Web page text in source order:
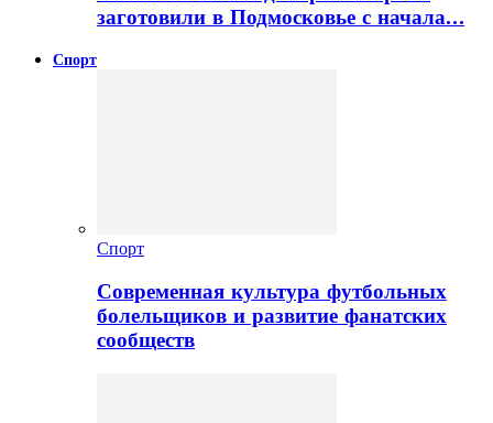
заготовили в Подмосковье с начала…
Спорт
Спорт
Современная культура футбольных
болельщиков и развитие фанатских
сообществ